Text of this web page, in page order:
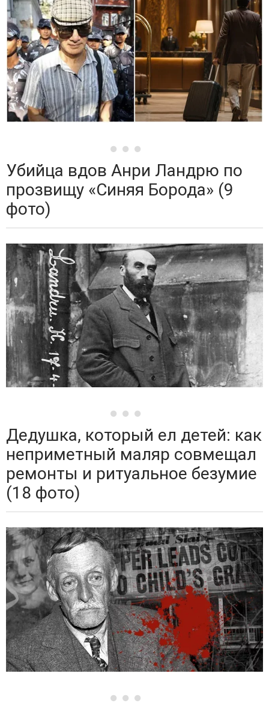
Убийца вдов Анри Ландрю по
прозвищу «Синяя Борода» (9
фото)
Дедушка, который ел детей: как
неприметный маляр совмещал
ремонты и ритуальное безумие
(18 фото)